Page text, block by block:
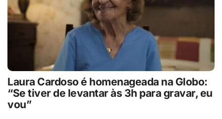
Laura Cardoso é homenageada na Globo:
“Se tiver de levantar às 3h para gravar, eu
vou”